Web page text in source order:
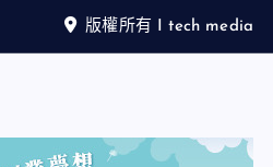
版權所有 I tech media